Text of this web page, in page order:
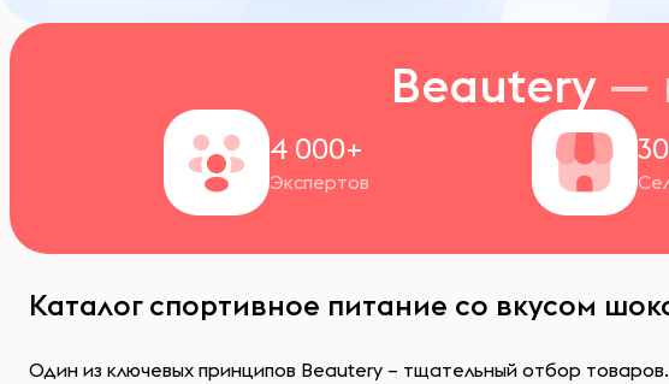
Beautery —
4 000+
Экспертов
Каталог спортивное питание со вкусом
Один из ключевых принципов Beautery – тщательный отбор